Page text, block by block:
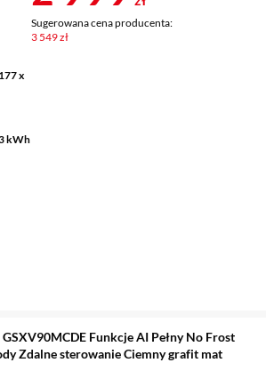
177 x
kWh
Sugerowana cena producenta:
3 549 zł
Funkcje AI Pełny No Frost
Zdalne sterowanie Ciemny grafit mat